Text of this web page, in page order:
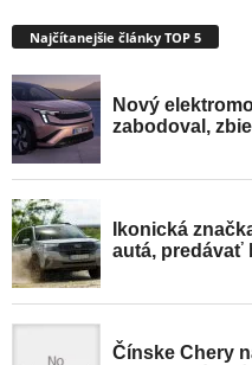
Najčítanejšie články TOP 5